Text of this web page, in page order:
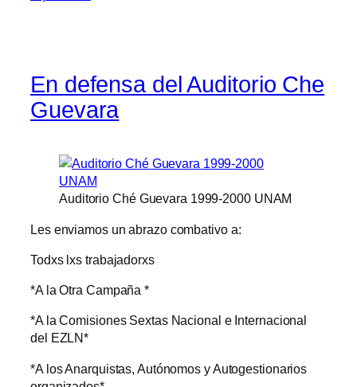
En defensa del Auditorio Che
Guevara
Auditorio Ché Guevara 1999-2000 UNAM
Les enviamos un abrazo combativo a:
Todxs lxs trabajadorxs
*A la Otra Campaña *
*A la Comisiones Sextas Nacional e Internacional
del EZLN*
*A los Anarquistas, Autónomos y Autogestionarios